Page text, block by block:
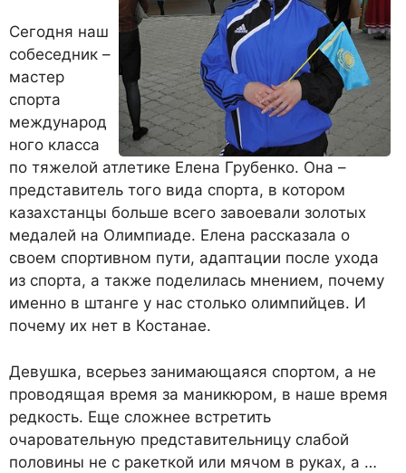
Сегодня наш
собеседник –
мастер
спорта
международ
ного класса
по тяжелой атлетике Елена Грубенко. Она –
представитель того вида спорта, в котором
казахстанцы больше всего завоевали золотых
медалей на Олимпиаде. Елена рассказала о
своем спортивном пути, адаптации после ухода
из спорта, а также поделилась мнением, почему
именно в штанге у нас столько олимпийцев. И
почему их нет в Костанае.
Девушка, всерьез занимающаяся спортом, а не
проводящая время за маникюром, в наше время
редкость. Еще сложнее встретить
очаровательную представительницу слабой
половины не с ракеткой или мячом в руках, а …